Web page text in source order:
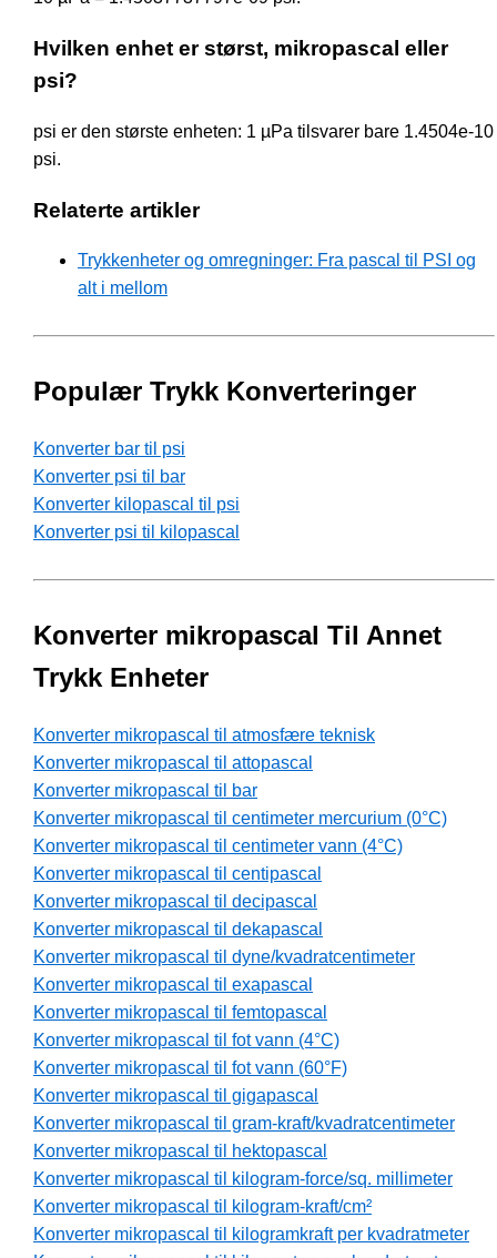
Hvilken enhet er størst, mikropascal eller
psi?
psi er den største enheten: 1 µPa tilsvarer bare 1.4504e-10
psi.
Relaterte artikler
Trykkenheter og omregninger: Fra pascal til PSI og
alt i mellom
Populær Trykk Konverteringer
Konverter bar til psi
Konverter psi til bar
Konverter kilopascal til psi
Konverter psi til kilopascal
Konverter mikropascal Til Annet
Trykk Enheter
Konverter mikropascal til atmosfære teknisk
Konverter mikropascal til attopascal
Konverter mikropascal til bar
Konverter mikropascal til centimeter mercurium (0°C)
Konverter mikropascal til centimeter vann (4°C)
Konverter mikropascal til centipascal
Konverter mikropascal til decipascal
Konverter mikropascal til dekapascal
Konverter mikropascal til dyne/kvadratcentimeter
Konverter mikropascal til exapascal
Konverter mikropascal til femtopascal
Konverter mikropascal til fot vann (4°C)
Konverter mikropascal til fot vann (60°F)
Konverter mikropascal til gigapascal
Konverter mikropascal til gram-kraft/kvadratcentimeter
Konverter mikropascal til hektopascal
Konverter mikropascal til kilogram-force/sq. millimeter
Konverter mikropascal til kilogram-kraft/cm²
Konverter mikropascal til kilogramkraft per kvadratmeter